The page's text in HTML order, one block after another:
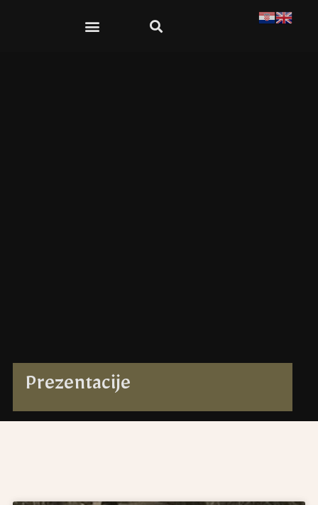
Prezentacije